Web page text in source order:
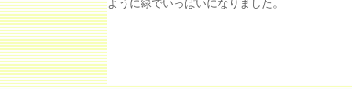
ように緑でいっぱいになりました。